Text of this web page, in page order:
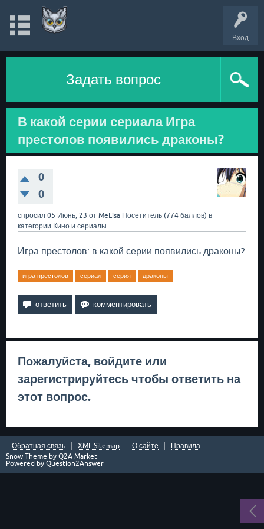
Вход
Задать вопрос
В какой серии сериала Игра
престолов появились драконы?
0
0
спросил 05 Июнь, 23 от MeLisa Посетитель (774 баллов) в
категории Кино и сериалы
Игра престолов: в какой серии появились драконы?
игра престолов сериал серия драконы
Пожалуйста, войдите или
зарегистрируйтесь чтобы ответить на
этот вопрос.
Обратная связь XML Sitemap О сайте
Правила
Snow Theme by Q2A Market
Powered by Question2Answer